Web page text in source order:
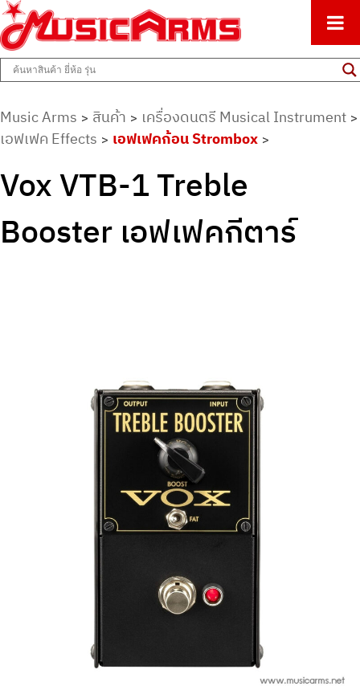
Music Arms
ศูนย์รวมครื่องดนตรีทุกชนิด ตั้งแต่เริ่มต้นถึงมืออาชีพ
Music Arms > สินค้า > เครื่องดนตรี Musical Instrument >
เอฟเฟค Effects > เอฟเฟคก้อน Strombox >
Vox VTB-1 Treble
Booster เอฟเฟคกีตาร์